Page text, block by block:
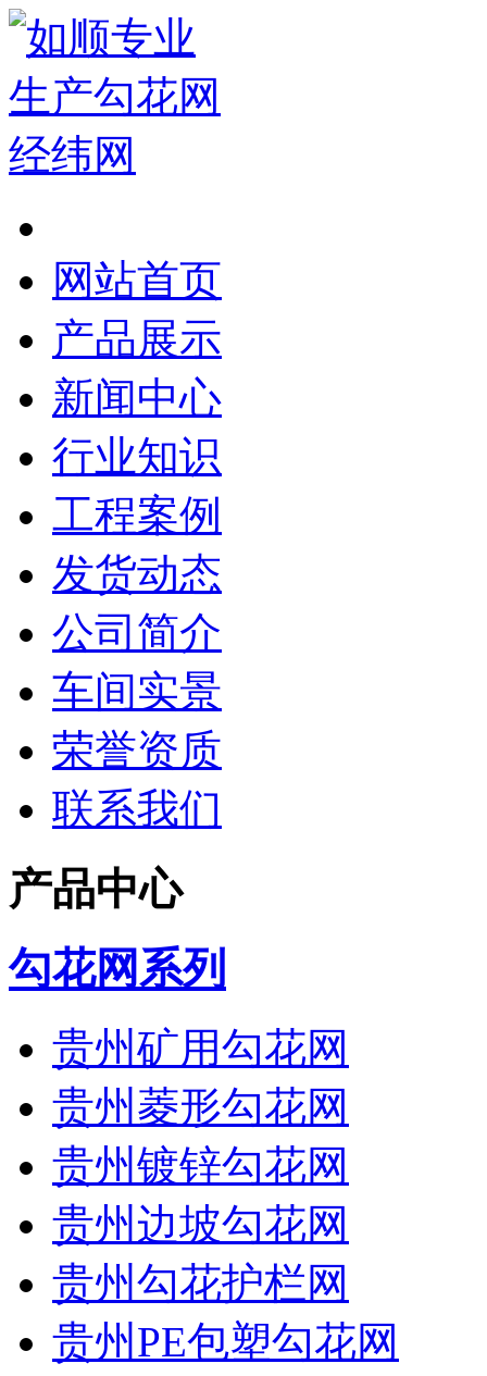
网站首页
产品展示
新闻中心
行业知识
工程案例
发货动态
公司简介
车间实景
荣誉资质
联系我们
产品中心
勾花网系列
贵州矿用勾花网
贵州菱形勾花网
贵州镀锌勾花网
贵州边坡勾花网
贵州勾花护栏网
贵州PE包塑勾花网